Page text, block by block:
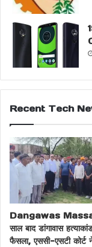
Recent Tech
Dangawas
साल बाद डांगावास
फैसला, एससी-एसटी